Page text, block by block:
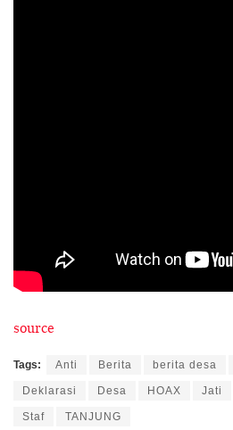
source
Tags: Anti Berita berita desa
Deklarasi Desa HOAX Jati
Staf TANJUNG